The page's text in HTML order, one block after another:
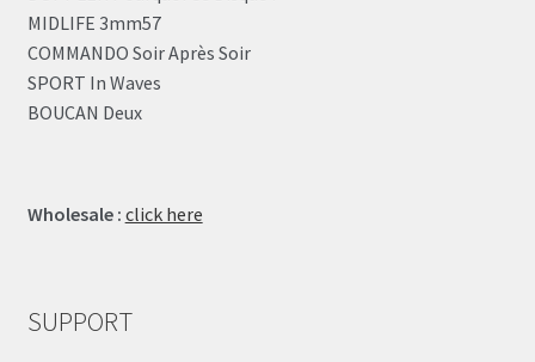
MIDLIFE 3mm57
COMMANDO Soir Après Soir
SPORT In Waves
BOUCAN Deux
Wholesale : click here
SUPPORT